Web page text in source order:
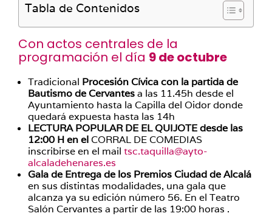
Tabla de Contenidos
Con actos centrales de la
programación el día 9 de octubre
Tradicional Procesión Cívica con la partida de
Bautismo de Cervantesa las 11.45h desde el
Ayuntamiento hasta la Capilla del Oidor donde
quedará expuesta hasta las 14h
LECTURA POPULAR DE EL QUIJOTE desde las
12:00 H en el CORRAL DE COMEDIAS
inscribirse en el mail tsc.taquilla@ayto-
alcaladehenares.es
Gala de Entrega de los Premios Ciudad de Alcalá
en sus distintas modalidades, una gala que
alcanza ya su edición número 56. En el Teatro
Salón Cervantes a partir de las 19:00 horas .